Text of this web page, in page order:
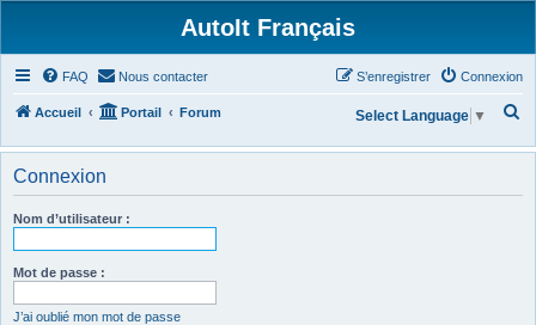
AutoIt Français
FAQ Nous contacter Connexion
S’enregistrer
Accueil Portail Forum
h
Select Language ▼
Connexion
Nom d’utilisateur :
Mot de passe :
J’ai oublié mon mot de passe